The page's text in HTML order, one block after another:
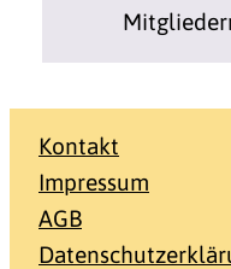
Kontakt
Impressum
AGB